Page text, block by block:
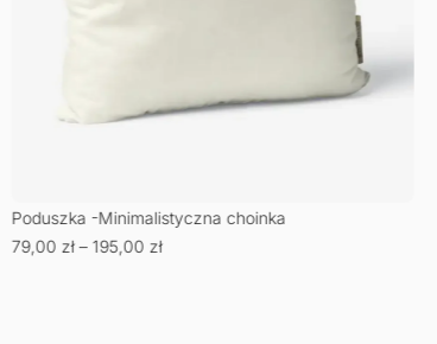
Poduszka -Minimalistyczna choinka
79,00 zł – 195,00 zł